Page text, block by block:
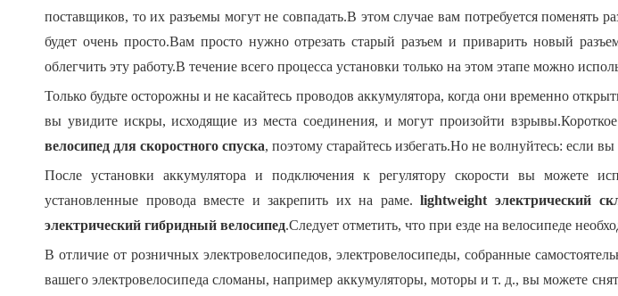
поставщиков, то их разъемы могут не совпадать.В этом случае вам потребуется
будет очень просто.Вам просто нужно отрезать старый разъем и приварить новый
облегчить эту работу.В течение всего процесса установки только на этом этапе можно
Только будьте осторожны и не касайтесь проводов аккумулятора, когда они временно
вы увидите искры, исходящие из места соединения, и могут произойти
велосипед для скоростного спуска, поэтому старайтесь избегать.Но не волнуйтесь: если
После установки аккумулятора и подключения к регулятору скорости вы можете
установленные провода вместе и закрепить их на раме.lightweight электрический
электрический гибридный велосипед.Следует отметить, что при езде на велосипеде
В отличие от розничных электровелосипедов, электровелосипеды, собранные
вашего электровелосипеда сломаны, например аккумуляторы, моторы и т. д., вы можете